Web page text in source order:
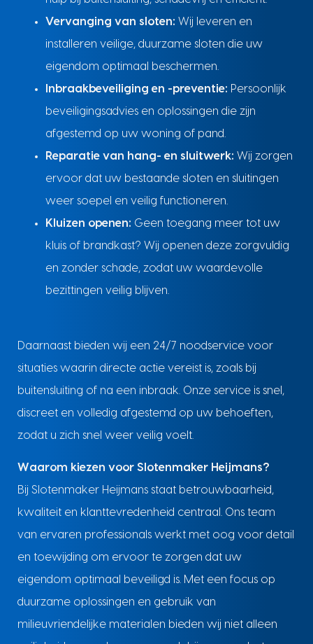
Vervanging van sloten: Wij leveren en
installeren veilige, duurzame sloten die uw
eigendom optimaal beschermen.
Inbraakbeveiliging en -preventie: Persoonlijk
beveiligingsadvies en oplossingen die zijn
afgestemd op uw woning of pand.
Reparatie van hang- en sluitwerk: Wij zorgen
ervoor dat uw bestaande sloten en sluitingen
weer soepel en veilig functioneren.
Kluizen openen: Geen toegang meer tot uw
kluis of brandkast? Wij openen deze zorgvuldig
en zonder schade, zodat uw waardevolle
bezittingen veilig blijven.
Daarnaast bieden wij een 24/7 noodservice voor
situaties waarin directe actie vereist is, zoals bij
buitensluiting of na een inbraak. Onze service is snel,
discreet en volledig afgestemd op uw behoeften,
zodat u zich snel weer veilig voelt.
Waarom kiezen voor Slotenmaker Heijmans?
Bij Slotenmaker Heijmans staat betrouwbaarheid,
kwaliteit en klanttevredenheid centraal. Ons team
van ervaren professionals werkt met oog voor detail
en toewijding om ervoor te zorgen dat uw
eigendom optimaal beveiligd is. Met een focus op
duurzame oplossingen en gebruik van
milieuvriendelijke materialen bieden wij niet alleen